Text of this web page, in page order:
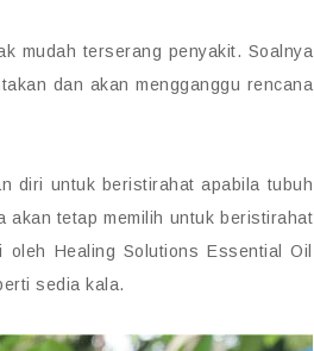
mudah terserang penyakit. Soalnya
dan akan mengganggu rencana
diri untuk beristirahat apabila tubuh
akan tetap memilih untuk beristirahat
Healing Solutions Essential Oil
sedia kala.